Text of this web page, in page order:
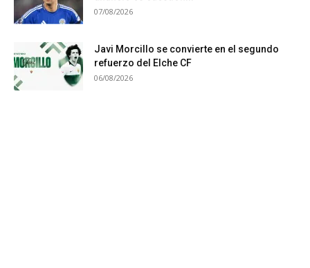
07/08/2026
Javi Morcillo se convierte en el segundo
refuerzo del Elche CF
06/08/2026